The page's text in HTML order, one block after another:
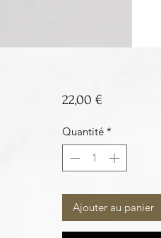
22,00 €
Quantité *
Ajouter au panier